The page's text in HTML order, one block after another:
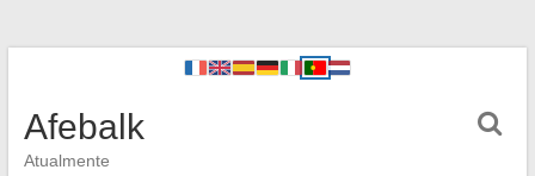
Afebalk
Atualmente